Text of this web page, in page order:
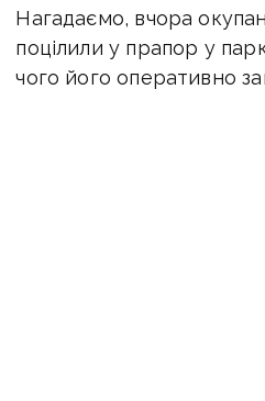
Нагадаємо, вчора
поцілили у прапор у
чого його оперативно